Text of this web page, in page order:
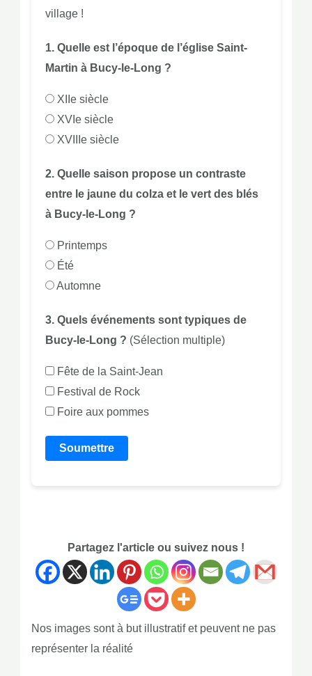
village !
1. Quelle est l’époque de l’église Saint-
Martin à Bucy-le-Long ?
XIIe siècle
XVIe siècle
XVIIIe siècle
2. Quelle saison propose un contraste
entre le jaune du colza et le vert des blés
à Bucy-le-Long ?
Printemps
Été
Automne
3. Quels événements sont typiques de
Bucy-le-Long ? (Sélection multiple)
Fête de la Saint-Jean
Festival de Rock
Foire aux pommes
Soumettre
Partagez l'article ou suivez nous !
Nos images sont à but illustratif et peuvent ne pas
représenter la réalité